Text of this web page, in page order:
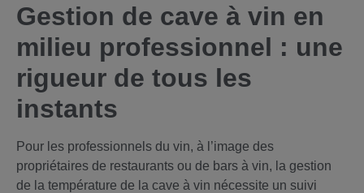
Gestion de cave à vin en
milieu professionnel : une
rigueur de tous les
instants
Pour les professionnels du vin, à l’image des
propriétaires de restaurants ou de bars à vin, la gestion
de la température de la cave à vin nécessite un suivi